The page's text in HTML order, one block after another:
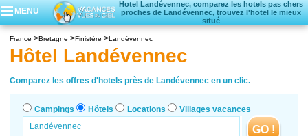
MENU
Hotel Landévennec, comparez les hotels pas chers
proches de Landévennec, trouvez l'hotel le mieux
situé
Locations vacances
Villages vacances
France Bretagne Finistère Landévennec
Hôtel Landévennec
Comparez les offres d'hotels près de Landévennec en un clic.
Campings Hôtels Locations Villages vacances
GO !